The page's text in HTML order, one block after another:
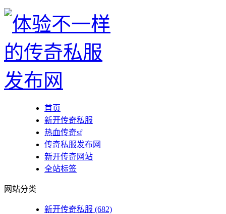
首页
新开传奇私服
热血传奇sf
传奇私服发布网
新开传奇网站
全站标签
网站分类
新开传奇私服 (682)